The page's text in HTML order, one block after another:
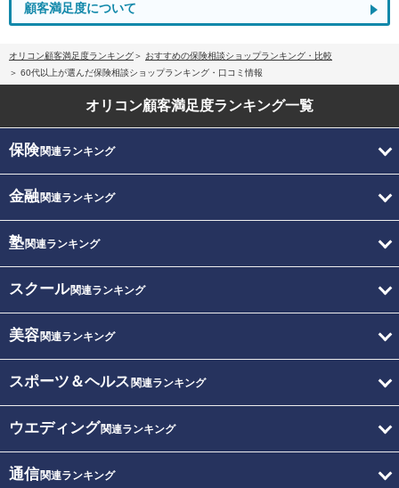
顧客満足度について
オリコン顧客満足度ランキング
おすすめの保険相談ショップランキング・比較
60代以上が選んだ保険相談ショップランキング・口コミ情報
オリコン顧客満足度ランキング一覧
保険関連ランキング
金融関連ランキング
塾関連ランキング
スクール関連ランキング
美容関連ランキング
スポーツ＆ヘルス 関連ランキング
ウエディング関連ランキング
通信関連ランキング